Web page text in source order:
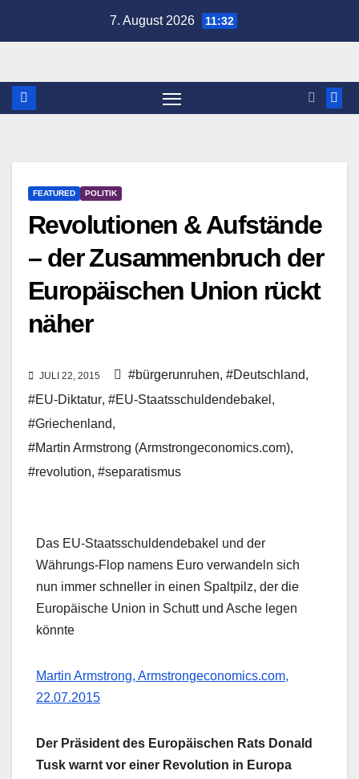
7. August 2026 11:32
FEATURED POLITIK
Revolutionen & Aufstände
– der Zusammenbruch der
Europäischen Union rückt
näher
JULI 22, 2015 #bürgerunruhen, #Deutschland,
#EU-Diktatur, #EU-Staatsschuldendebakel ,
#Griechenland,
#Martin Armstrong (Armstrongeconomics.com),
#revolution, #separatismus
Das EU-Staatsschuldendebakel und der
Währungs-Flop namens Euro verwandeln sich
nun immer schneller in einen Spaltpilz, der die
Europäische Union in Schutt und Asche legen
könnte
Martin Armstrong, Armstrongeconomics.com,
22.07.2015
Der Präsident des Europäischen Rats Donald
Tusk warnt vor einer Revolution in Europa